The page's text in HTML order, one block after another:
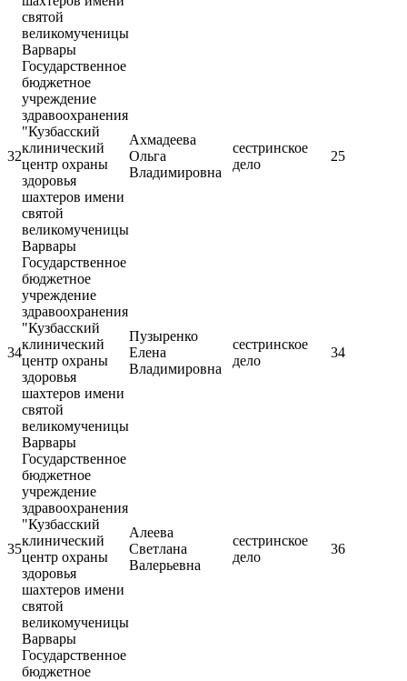
святой
великомученицы
Варвары
32
Государственное
бюджетное
учреждение
здравоохранения
"Кузбасский
клинический
центр охраны
здоровья
шахтеров имени
святой
великомученицы
Варвары
Ахмадеева
Ольга
Владимировна
сестринское
дело
25
34
Государственное
бюджетное
учреждение
здравоохранения
"Кузбасский
клинический
центр охраны
здоровья
шахтеров имени
святой
великомученицы
Варвары
Пузыренко
Елена
Владимировна
сестринское
дело
34
35
Государственное
бюджетное
учреждение
здравоохранения
"Кузбасский
клинический
центр охраны
здоровья
шахтеров имени
святой
великомученицы
Варвары
Алеева
Светлана
Валерьевна
сестринское
дело
36
Государственное
бюджетное